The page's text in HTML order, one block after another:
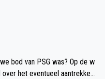
bod van PSG was? Op de w
het eventueel aantrekken